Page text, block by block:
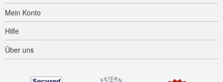
Mein Konto
Hilfe
Über uns